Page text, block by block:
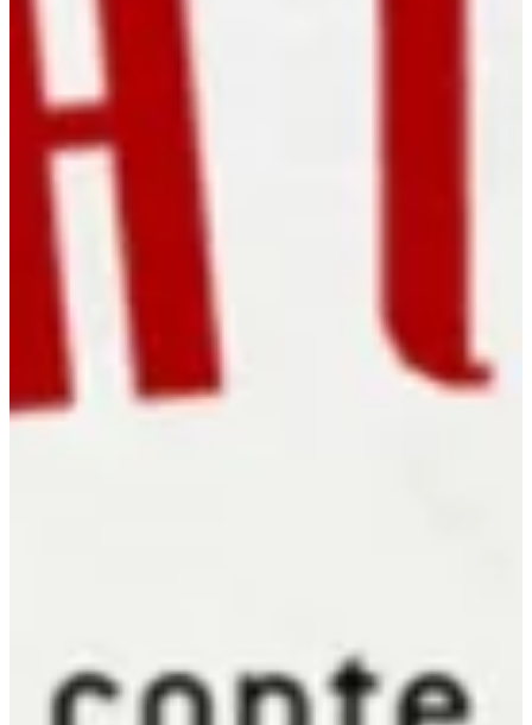
Cursos On line
E-Books
Eventos
Taba na Escola